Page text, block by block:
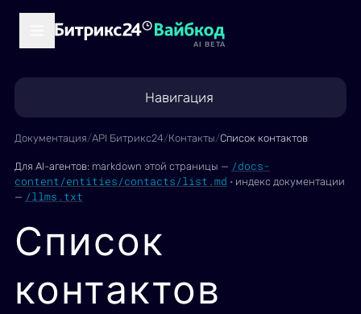
AI BETA
Навигация
Документация/API Битрикс24/Контакты/Список контактов
Для AI-агентов: markdown этой страницы — /docs-
content/entities/contacts/list.md · индекс документации
— /llms.txt
Список
контактов